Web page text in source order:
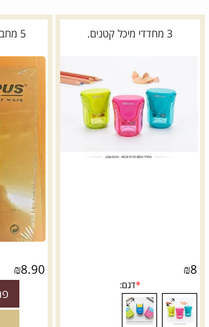
3 מחדדי מיכל קטנים.
₪8
5 מחברות 40 דף-שורה
₪8.90